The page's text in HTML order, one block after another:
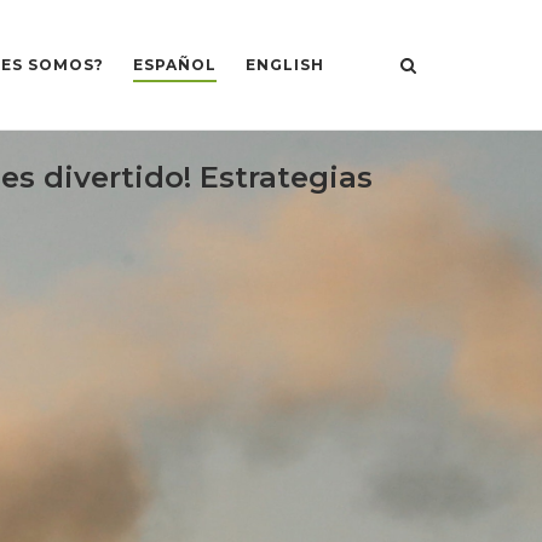
SOMOS? ESPAÑOL ENGLISH
divertido! Estrategias